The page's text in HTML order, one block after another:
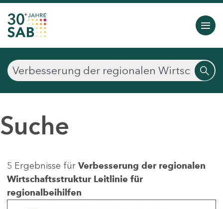
Suche
5 Ergebnisse für Verbesserung der regionalen
Wirtschaftsstruktur Leitlinie für
regionalbeihilfen